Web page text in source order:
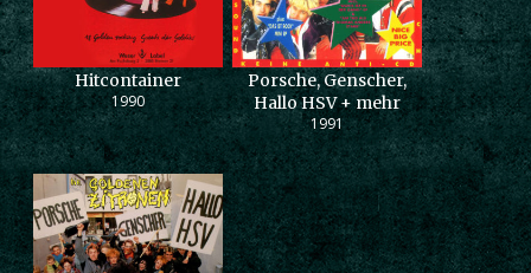
Hitcontainer
1990
Porsche, Genscher,
Hallo HSV + mehr
1991